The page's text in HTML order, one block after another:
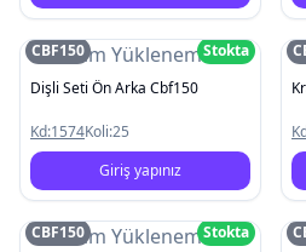
Resim Yüklenemedi
CBF150
Stokta
Dişli Seti Ön Arka Cbf150
Kd:1574Koli:25
Giriş yapınız
Resim Yüklenemedi
CBF150
Stokta